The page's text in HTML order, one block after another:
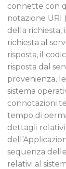
connette con
notazione URI
della richiesta,
richiesta al
risposta, il
risposta dal
provenienza,
sistema
connotazioni
tempo di
dettagli relativi
sequenza
relativi al